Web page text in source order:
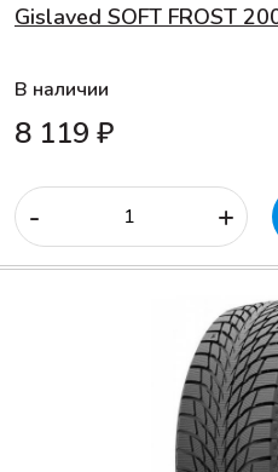
Gislaved SOFT FROST
В наличии
8 119 ₽
- +